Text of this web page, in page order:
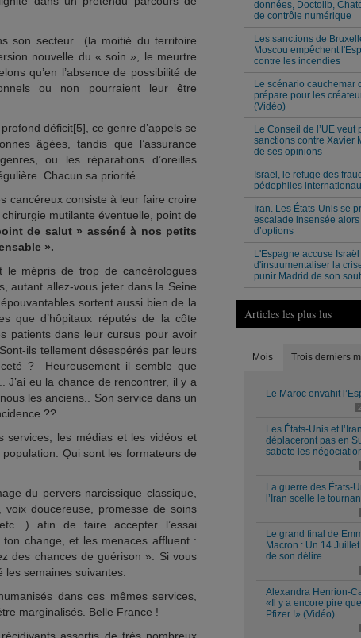
son secteur (la moitié du territoire
nouvelle du « soin », le meurtre
qu’en l’absence de possibilité de
ou non pourraient leur être
déficit[5], ce genre d’appels se
âgées, tandis que l’assurance
ou les réparations d’oreilles
Chacun sa priorité.
cancéreux consiste à leur faire croire
mutilante éventuelle, point de
de salut » asséné à nos petits
».
mépris de trop de cancérologues
autant allez-vous jeter dans la Seine
sortent aussi bien de la
que d’hôpitaux réputés de la côte
patients dans leur cursus pour avoir
ils tellement désespérés par leurs
? Heureusement il semble que
J’ai eu la chance de rencontrer, il y a
les anciens.. Son service dans un
??
services, les médias et les vidéos et
Qui sont les formateurs de
du pervers narcissique classique,
doucereuse, promesse de soins
afin de faire accepter l’essai
change, et les menaces affluent :
des chances de guérison ». Si vous
semaines suivantes.
dans ces mêmes services,
marginalisés. Belle France !
données, Doctolib,
de contrôle numérique
Les sanctions de
Moscou empêchent
contre les incendies
Le scénario cauchemar
prépare pour les
(Vidéo)
Le Conseil de l’UE veut
sanctions contre Xavier
de ses opinions
Israël, le refuge des
pédophiles
Iran. Les États-Unis se
escalade insensée alors
d’options
L'Espagne accuse Israël
d'instrumentaliser la
punir Madrid de son
Articles les plus lus
Mois Trois derniers
Le Maroc envahit
Les États-Unis et
déplaceront pas en
sabote les
La guerre des États-
l’Iran scelle le
Le grand final de
Macron : Un 14
de son délire
Alexandra Henrion-
«Il y a encore pire
Pfizer !» (Vidéo)